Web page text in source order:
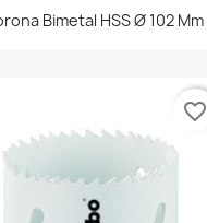
Vista rápida
Bimetal HSS Ø 102 Mm
favorite_border